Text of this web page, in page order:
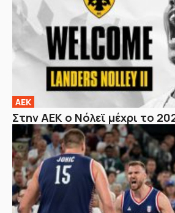
ΑΕΚ
Στην ΑΕΚ ο Νόλεϊ μέχρι το